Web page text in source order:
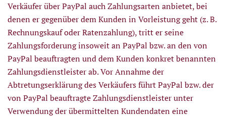
Verkäufer über PayPal auch Zahlungsarten anbietet, bei
denen er gegenüber dem Kunden in Vorleistung geht (z. B.
Rechnungskauf oder Ratenzahlung), tritt er seine
Zahlungsforderung insoweit an PayPal bzw. an den von
PayPal beauftragten und dem Kunden konkret benannten
Zahlungsdienstleister ab. Vor Annahme der
Abtretungserklärung des Verkäufers führt PayPal bzw. der
von PayPal beauftragte Zahlungsdienstleister unter
Verwendung der übermittelten Kundendaten eine